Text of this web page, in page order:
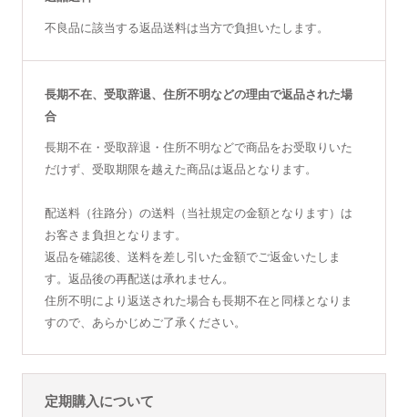
不良品に該当する返品送料は当方で負担いたします。
長期不在、受取辞退、住所不明などの理由で返品された場
合
長期不在・受取辞退・住所不明などで商品をお受取りいた
だけず、受取期限を越えた商品は返品となります。
配送料（往路分）の送料（当社規定の金額となります）は
お客さま負担となります。
返品を確認後、送料を差し引いた金額でご返金いたしま
す。返品後の再配送は承れません。
住所不明により返送された場合も長期不在と同様となりま
すので、あらかじめご了承ください。
定期購入について